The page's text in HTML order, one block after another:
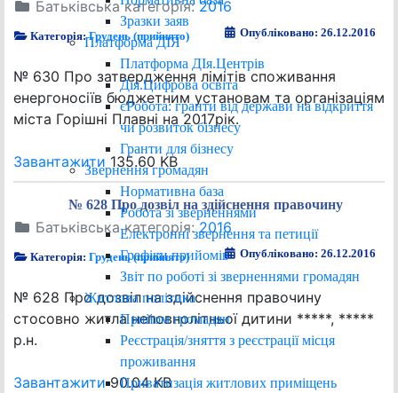
Зразки заяв
Платформа ДІЯ
Платформа ДІя.Центрів
Дія.Цифрова освіта
єРобота: гранти від держави на відкриття
чи розвиток бізнесу
Гранти для бізнесу
Звернення громадян
Нормативна база
Робота зі зверненнями
Електронні звернення та петиції
Графіки прийомів
Звіт по роботі зі зверненнями громадян
Житлова політика
Прийом громадян
Реєстрація/зняття з реєстрації місця
проживання
Приватизація житлових приміщень
Батьківська категорія: 2016
Категорія:Грудень (прийнято) Опубліковано: 26.12.2016
№ 630 Про затвердження лімітів споживання
енергоносіїв бюджетним установам та організаціям
міста Горішні Плавні на 2017рік.
Завантажити 135.60 KB
№ 628 Про дозвіл на здійснення правочину
Батьківська категорія:2016
Категорія:Грудень (прийнято) Опубліковано: 26.12.2016
№ 628 Про дозвіл на здійснення правочину
стосовно житла неповнолітньої дитини *****, *****
р.н.
Завантажити90.04 KB